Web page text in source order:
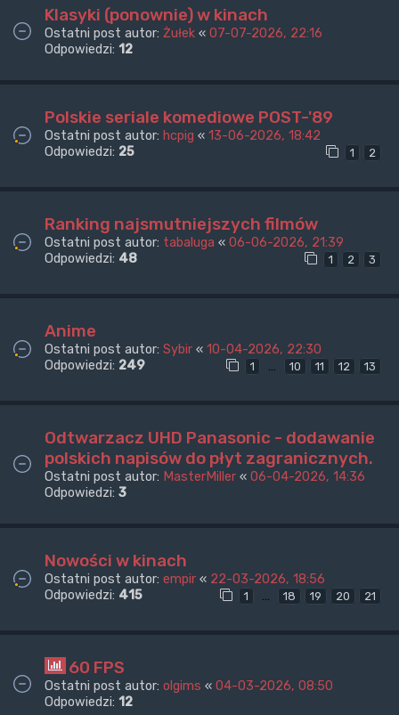
Klasyki (ponownie) w kinach
Ostatni post autor: Żułek « 07-07-2026, 22:16
Odpowiedzi: 12
Polskie seriale komediowe POST-'89
Ostatni post autor: hcpig « 13-06-2026, 18:42
Odpowiedzi: 25 1 2
Ranking najsmutniejszych filmów
Ostatni post autor: tabaluga « 06-06-2026, 21:39
Odpowiedzi: 48 1 2 3
Anime
Ostatni post autor: Sybir « 10-04-2026, 22:30
Odpowiedzi: 249 1 … 10 11 12 13
Odtwarzacz UHD Panasonic - dodawanie
polskich napisów do płyt zagranicznych.
Ostatni post autor: MasterMiller « 06-04-2026, 14:36
Odpowiedzi: 3
Nowości w kinach
Ostatni post autor: empir « 22-03-2026, 18:56
Odpowiedzi: 415 1 … 18 19 20 21
60 FPS
Ostatni post autor: olgims « 04-03-2026, 08:50
Odpowiedzi: 12